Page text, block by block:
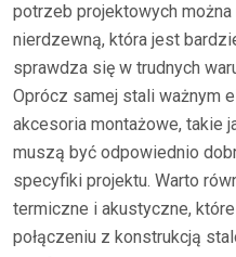
potrzeb projektowych
nierdzewną, która jest
sprawdza się w trudnych
Oprócz samej stali ważnym
akcesoria montażowe, takie
muszą być odpowiednio
specyfiki projektu. Warto
termiczne i akustyczne,
połączeniu z konstrukcją